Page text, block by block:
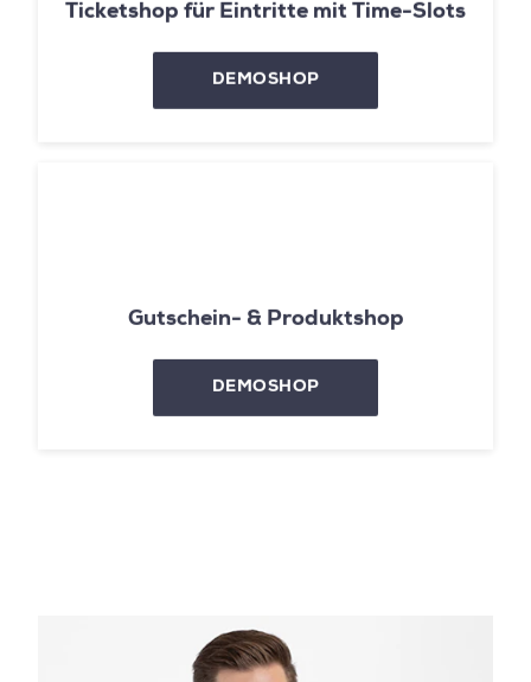
Ticketshop für Eintritte mit Time-Slots
DEMOSHOP
Gutschein- & Produktshop
DEMOSHOP